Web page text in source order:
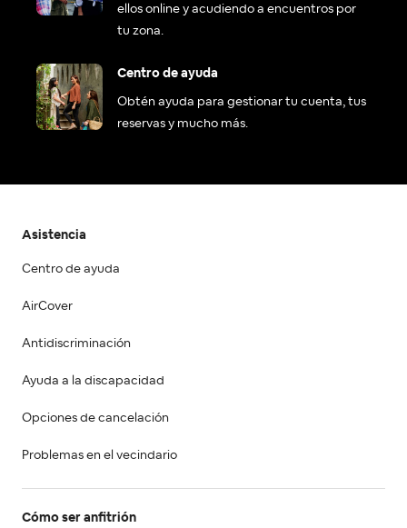
ellos online y acudiendo a encuentros por
tu zona.
Centro de ayuda
Obtén ayuda para gestionar tu cuenta, tus
reservas y mucho más.
Asistencia
Centro de ayuda
AirCover
Antidiscriminación
Ayuda a la discapacidad
Opciones de cancelación
Problemas en el vecindario
Cómo ser anfitrión